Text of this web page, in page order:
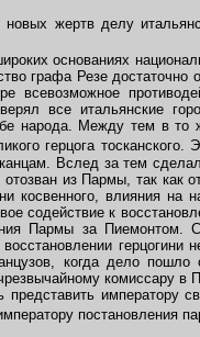
жертв делу
основаниях
графа Резе достаточно
всевозможное
все итальянские
народа. Между тем в
герцога тосканского.
Вслед за тем
из Пармы, так как
влияния на
содействие к
Пармы за Пиемонтом.
когда дело пошло
комиссару в
императору
постановления